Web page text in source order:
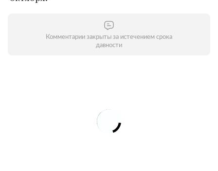
Комментарии закрыты за истечением срока
давности